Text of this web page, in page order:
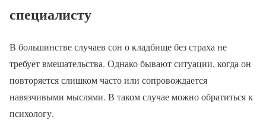
специалисту
В большинстве случаев сон о кладбище без страха не
требует вмешательства. Однако бывают ситуации, когда он
повторяется слишком часто или сопровождается
навязчивыми мыслями. В таком случае можно обратиться к
психологу.